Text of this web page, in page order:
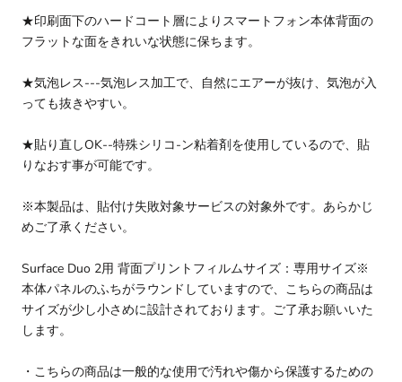
★印刷面下のハードコート層によりスマートフォン本体背面の
フラットな面をきれいな状態に保ちます。
★気泡レス---気泡レス加工で、自然にエアーが抜け、気泡が入
っても抜きやすい。
★貼り直しOK--特殊シリコ-ン粘着剤を使用しているので、貼
りなおす事が可能です。
※本製品は、貼付け失敗対象サービスの対象外です。あらかじ
めご了承ください。
Surface Duo 2用 背面プリントフィルムサイズ：専用サイズ※
本体パネルのふちがラウンドしていますので、こちらの商品は
サイズが少し小さめに設計されております。ご了承お願いいた
します。
・こちらの商品は一般的な使用で汚れや傷から保護するための